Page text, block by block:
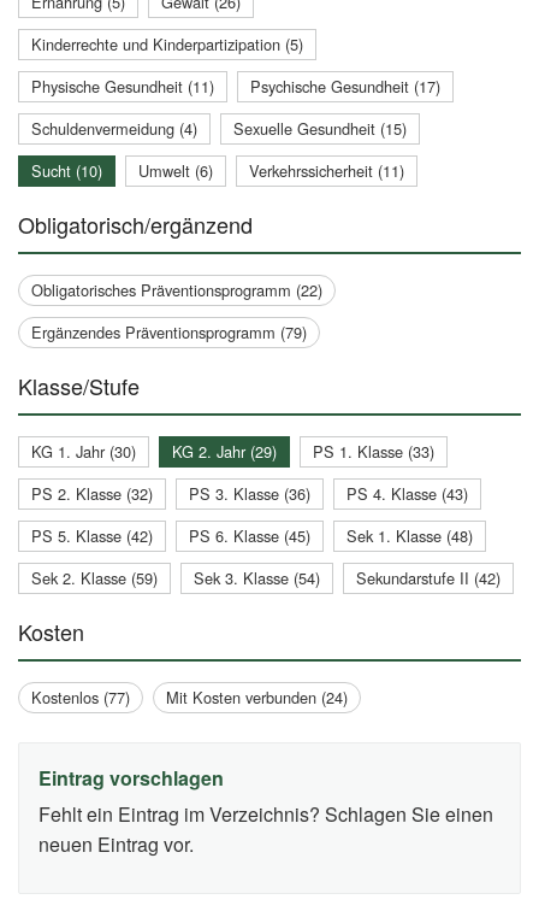
Kinderrechte und Kinderpartizipation (5)
Physische Gesundheit (11)
Psychische Gesundheit (17)
Schuldenvermeidung (4)
Sexuelle Gesundheit (15)
Sucht (10)
Umwelt (6) Verkehrssicherheit (11)
Obligatorisch/ergänzend
Obligatorisches Präventionsprogramm (22)
Ergänzendes Präventionsprogramm (79)
Klasse/Stufe
KG 1. Jahr (30) KG 2. Jahr (29)
PS 1. Klasse (33)
PS 2. Klasse (32)
PS 3. Klasse (36)
PS 4. Klasse (43)
PS 5. Klasse (42)
PS 6. Klasse (45)
Sek 1. Klasse (48)
Sek 2. Klasse (59)
Sek 3. Klasse (54) Sekundarstufe II (42)
Kosten
Kostenlos (77) Mit Kosten verbunden (24)
Eintrag vorschlagen
Fehlt ein Eintrag im Verzeichnis? Schlagen Sie einen
neuen Eintrag vor.